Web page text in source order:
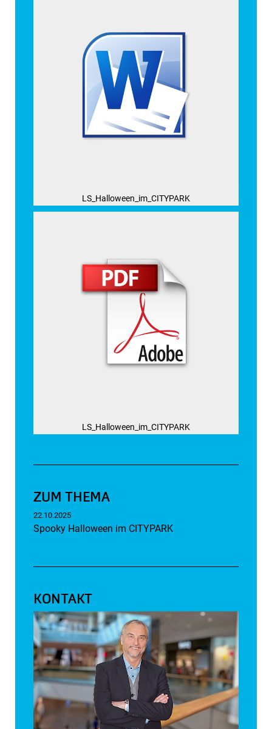
LS_Halloween_im_CITYPARK
LS_Halloween_im_CITYPARK
ZUM THEMA
22.10.2025
Spooky Halloween im CITYPARK
KONTAKT